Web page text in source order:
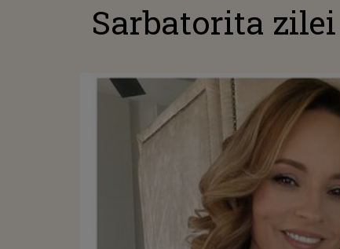
Sarbatorita